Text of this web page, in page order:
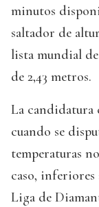
minutos
saltador de
lista mundial
de 2,43 metros.
La candidatura
cuando se
temperaturas
caso, inferiores
Liga de